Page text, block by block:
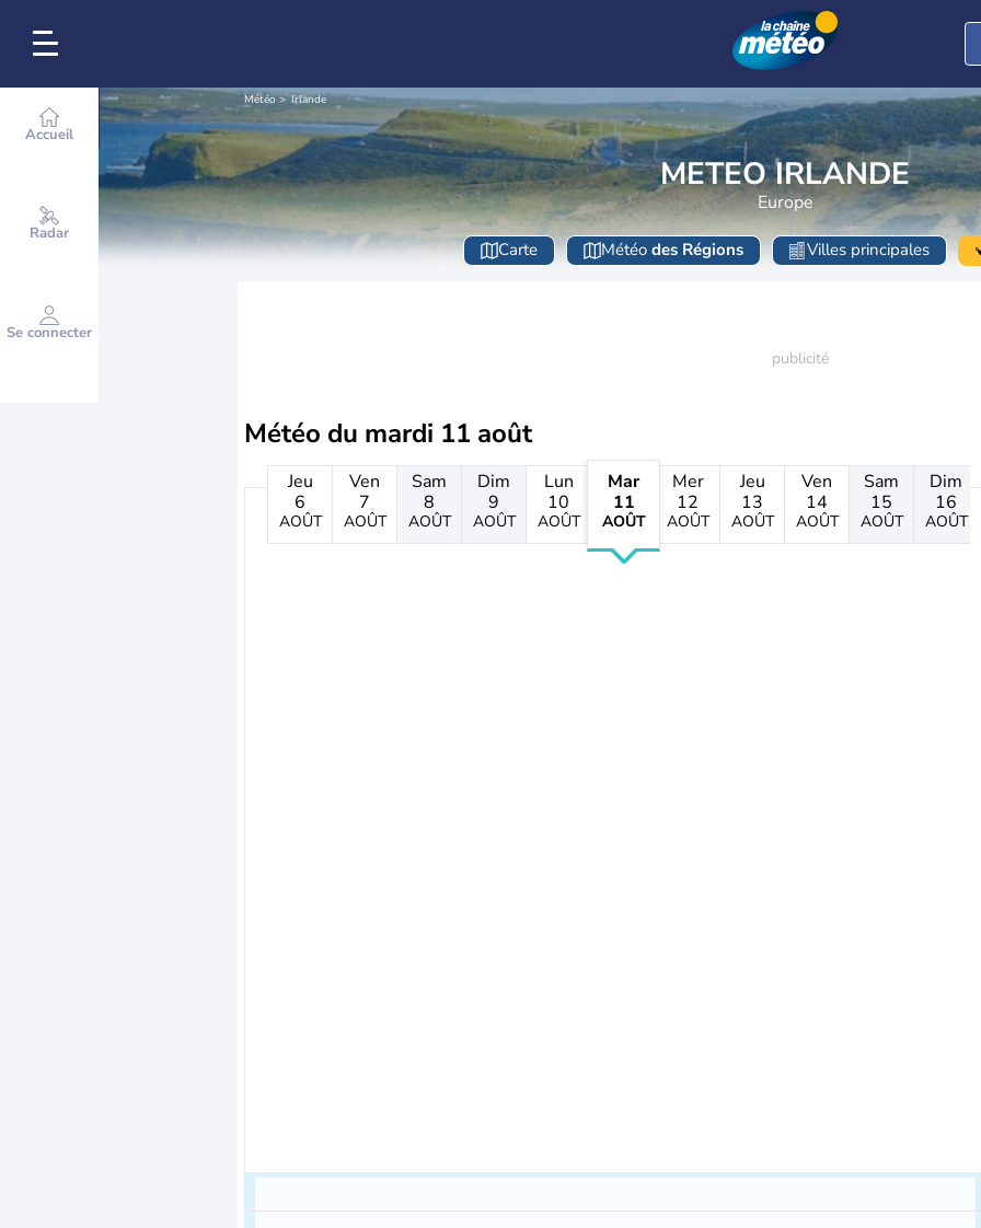
Accueil
Radar
Se connecter
Météo Irlande
METEO IRLANDE
Europe
Carte Météo des Régions Villes principales
Météo du mardi 11 août
Jeu
6
AOÛT
Ven
7
AOÛT
Sam
8
AOÛT
Dim
9
AOÛT
Lun
10
AOÛT
Mar
11
AOÛT
Mer
12
AOÛT
Jeu
13
AOÛT
Ven
14
AOÛT
Sam
15
AOÛT
Dim
16
AOÛT